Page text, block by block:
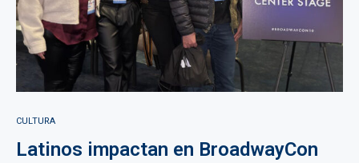
CULTURA
Latinos impactan en BroadwayCon